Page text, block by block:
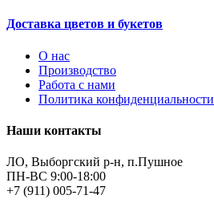
Доставка цветов и букетов
О нас
Производство
Работа с нами
Политика конфиденциальности
Наши контакты
ЛО, Выборгский р-н, п.Пушное
ПН-ВС 9:00-18:00
+7 (911) 005-71-47